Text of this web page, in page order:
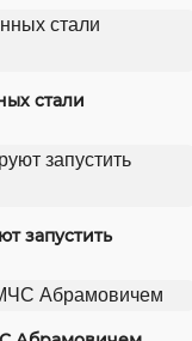
стали
запустить